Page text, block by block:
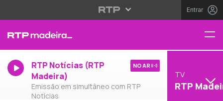
Entrar
RTP Notícias (RTP
Madeira)
Emissão em simultâneo com RTP
Notícias
NO AR
TV
RTP